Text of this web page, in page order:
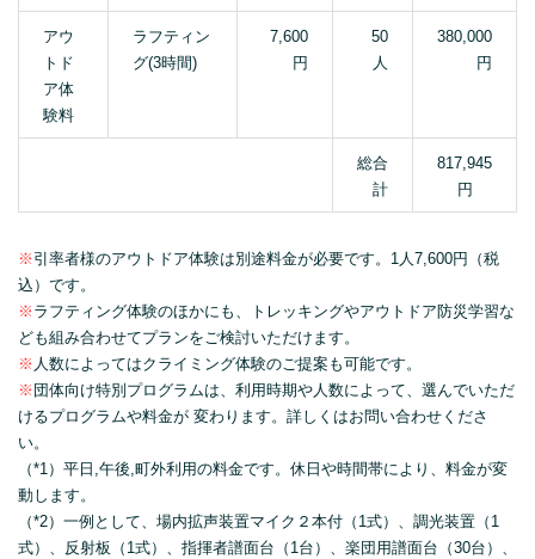
アウ
トド
ア体
験料
ラフティン
グ(3時間)
7,600
円
50
人
380,000
円
総合
計
817,945
円
※ 引率者様のアウトドア体験は別途料金が必要です。1人7,600円（税
込）です。
※ ラフティング体験のほかにも、トレッキングやアウトドア防災学習な
ども組み合わせてプランをご検討いただけます。
※ 人数によってはクライミング体験のご提案も可能です。
※ 団体向け特別プログラムは、利用時期や人数によって、選んでいただ
けるプログラムや料金が 変わります。詳しくはお問い合わせくださ
い。
（*1）平日,午後,町外利用の料金です。休日や時間帯により、料金が変
動します。
（*2）一例として、場内拡声装置マイク２本付（1式）、調光装置（1
式）、反射板（1式）、指揮者譜面台（1台）、楽団用譜面台（30台）、